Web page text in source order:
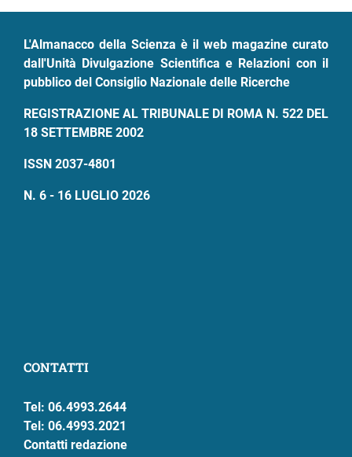
pane
L'Almanacco della Scienza è il web magazine curato
dall'Unità Divulgazione Scientifica e Relazioni con il
pubblico del Consiglio Nazionale delle Ricerche
REGISTRAZIONE AL TRIBUNALE DI ROMA N. 522 DEL
18 SETTEMBRE 2002
ISSN 2037-4801
N. 6 - 16 LUGLIO 2026
CONTATTI
Tel: 06.4993.2644
Tel: 06.4993.2021
Contatti redazione